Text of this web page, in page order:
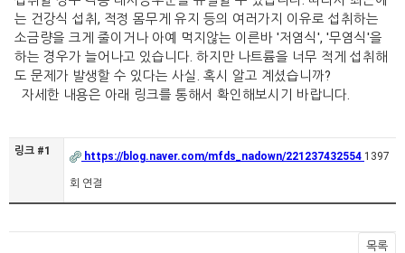
는 건강식 섭취, 적정 몸무게 유지 등의 여러가지 이유로 섭취하는
소금량을 크게 줄이거나 아예 먹지않는 이른바 '저염식', '무염식'을
하는 경우가 늘어나고 있습니다. 하지만 나트륨을 너무 적게 섭취해
도 문제가 발생할 수 있다는 사실. 혹시 알고 계셨습니까?
자세한 내용은 아래 링크를 통해서 확인해보시기 바랍니다.
링크 #1 https://blog.naver.com/mfds_nadown/221237432554 1397
회 연결
목록